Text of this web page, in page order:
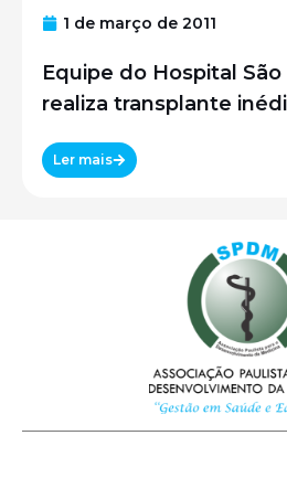
1 de março de 2011
Equipe do Hospital São
realiza transplante
Ler mais